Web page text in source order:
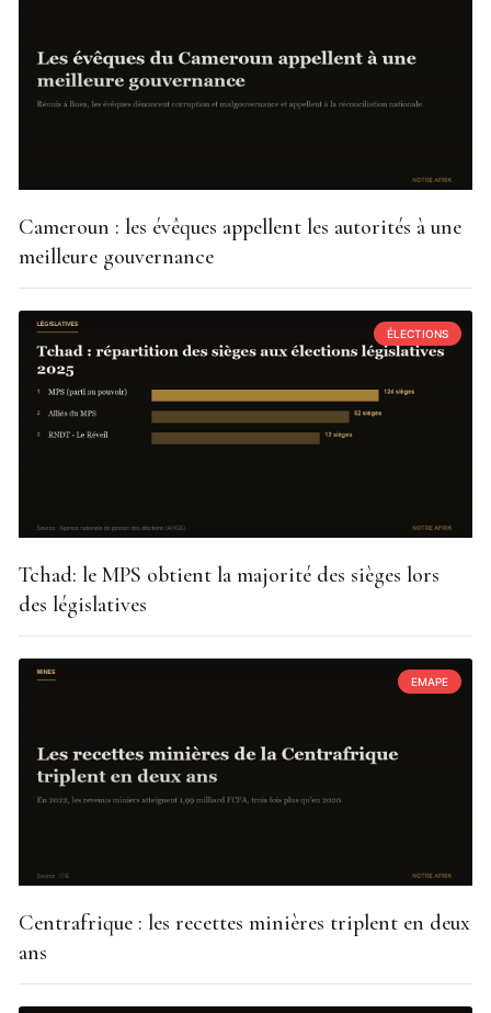
Cameroun : les évêques appellent les autorités à une
meilleure gouvernance
ÉLECTIONS
Tchad: le MPS obtient la majorité des sièges lors
des législatives
EMAPE
Centrafrique : les recettes minières triplent en deux
ans